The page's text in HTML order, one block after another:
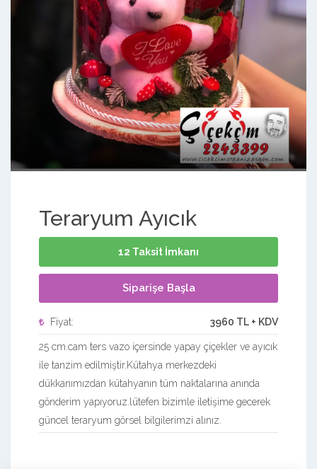
Teraryum Ayıcık
12 Taksit İmkanı
Siparişe Başla
Fiyat: 3960 TL + KDV
25 cm.cam ters vazo içersinde yapay çiçekler ve ayıcık
ile tanzim edilmiştir.Kütahya merkezdeki
dükkanımızdan kütahyanın tüm naktalarına anında
gönderim yapıyoruz.lütefen bizimle iletişime gecerek
güncel teraryum görsel bilgilerimzi alınız.